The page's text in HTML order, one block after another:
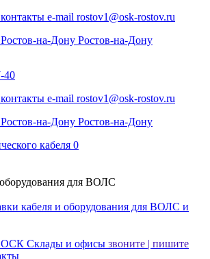
rostov1@osk-rostov.ru
Ростов-на-Дону
40
rostov1@osk-rostov.ru
Ростов-на-Дону
0
для ВОЛС
звоните | пишите